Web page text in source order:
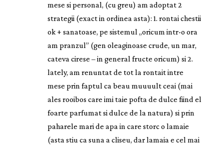
mese si personal, (cu greu) am adoptat 2
strategii (exact in ordinea asta): 1. rontai chestii
ok + sanatoase, pe sistemul „oricum intr-o ora
am pranzul” (gen oleaginoase crude, un mar,
cateva cirese – in general fructe oricum) si 2.
lately, am renuntat de tot la rontait intre
mese prin faptul ca beau muuuult ceai (mai
ales rooibos care imi taie pofta de dulce fiind el
foarte parfumat si dulce de la natura) si prin
paharele mari de apa in care storc o lamaie
(asta stiu ca suna a cliseu, dar lamaia e cel mai